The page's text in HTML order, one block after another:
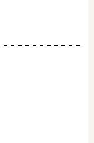
人
として働